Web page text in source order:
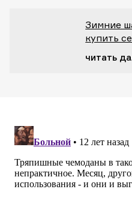
Зимние
купить
читать